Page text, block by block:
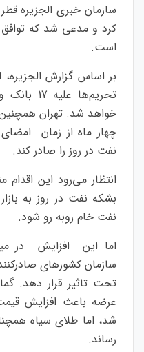
سازمان خبری الجزیره
کرد و مدعی شد که توافق
است.
بر اساس گزارش الجزیره،
خواهد شد. تهران همچنین
چهار ماه از زمان امضای
نفت در روز را صادر کند.
بشکه نفت در روز به
نفت خام روبه رو شود.
اما این افزایش در
سازمان کشورهای
تحت تاثیر قرار دهد.
عرضه باعث افزایش
شد، اما طلای سیاه
رساند.